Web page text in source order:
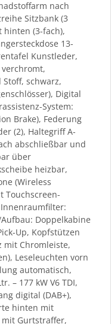
nach
Sitzbank (3
hinten (3-fach),
13-
Kunstleder,
schwarz,
Digital
System:
Brake), Federung
(2), Haltegriff A-
abschließbar und
über
heizbar,
(Wireless
Touchscreen-
Doppelkabine
Up, Kopfstützen
mit Chromleiste,
Leseleuchten vorn
automatisch,
– 177 kW V6 TDI,
digital (DAB+),
hinten mit
Gurtstraffer,